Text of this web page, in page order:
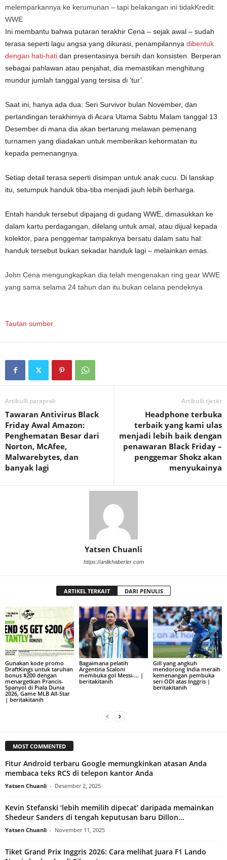
melemparkannya ke kerumunan – tapi belakangan ini tidakKredit:
WWE
Ini membantu bahwa putaran terakhir Cena – sejak awal – sudah
terasa seperti lagu angsa yang dikurasi, penampilannya dibentuk
dengan hati-hati dan presentasinya bersih dan konsisten. Berperan
sebagai pahlawan atau penjahat, dia memastikan menghitung
mundur jumlah tanggal yang tersisa di ‘tur’.
Saat ini, hanya ada dua: Seri Survivor bulan November, dan
pertandingan terakhirnya di Acara Utama Sabtu Malam tanggal 13
Desember di mana dia akan bertarung melawan pemenang
turnamen yang diadakan untuk memberikan kehormatan itu
kepada pemenangnya.
Setiap detail terasa seperti disimpan untuk anak cucu. Di lanskap
itu, setumpuk handuk tiba-tiba menjadi jauh lebih berharga.
Entah handuk tersebut dipajang di gudang WWE, dimasukkan ke
dalam kartu perdagangan, dilelang untuk amal, atau dijual kepada
kolektor, para penggemar tampaknya bersatu dalam satu hal:
handuk tersebut bukan sekadar handuk lagi – melainkan emas.
John Cena mengungkapkan dia telah mengenakan ring gear WWE
yang sama selama 24 tahun dan itu bukan celana pendeknya
Tautan sumber
Artikulli paraprak
Tawaran Antivirus Black
Friday Awal Amazon:
Penghematan Besar dari
Norton, McAfee,
Malwarebytes, dan
banyak lagi
Artikulli tjetër
Headphone terbuka
terbaik yang kami ulas
menjadi lebih baik dengan
penawaran Black Friday –
penggemar Shokz akan
menyukainya
Yatsen Chuanli
https://anlikhaberler.com
ARTIKEL TERKAIT DARI PENULIS
Gunakan kode promo
DraftKings untuk taruhan
bonus $200 dengan
menargetkan Prancis-
Spanyol di Piala Dunia
2026, Game MLB All-Star
| beritakitanih
Bagaimana pelatih
Argentina Scaloni
membuka gol Messi-… |
beritakitanih
Gill yang angkuh
mendorong India meraih
kemenangan pembuka
seri ODI atas Inggris |
beritakitanih
MOST COMMENTED
Fitur Android terbaru Google memungkinkan atasan Anda
membaca teks RCS di telepon kantor Anda
Yatsen Chuanli - Desember 2, 2025
Kevin Stefanski ‘lebih memilih dipecat’ daripada memainkan
Shedeur Sanders di tengah keputusan baru Dillon...
Yatsen Chuanli - November 11, 2025
Tiket Grand Prix Inggris 2026: Cara melihat Juara F1 Lando